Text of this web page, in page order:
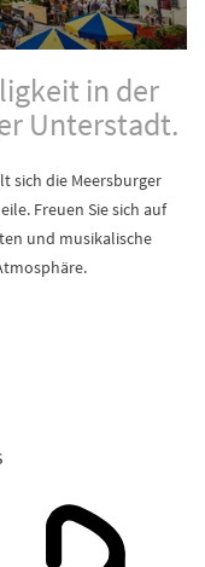
in der
Unterstadt.
sich die Meersburger
Freuen Sie sich auf
und musikalische